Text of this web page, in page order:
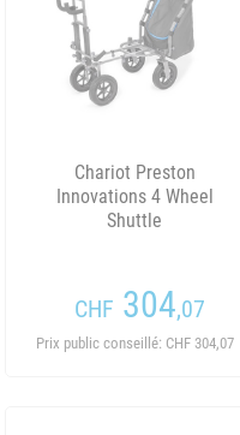
Chariot Preston
Innovations 4 Wheel
Shuttle
CHF 304,07
Prix public conseillé: CHF 304,07